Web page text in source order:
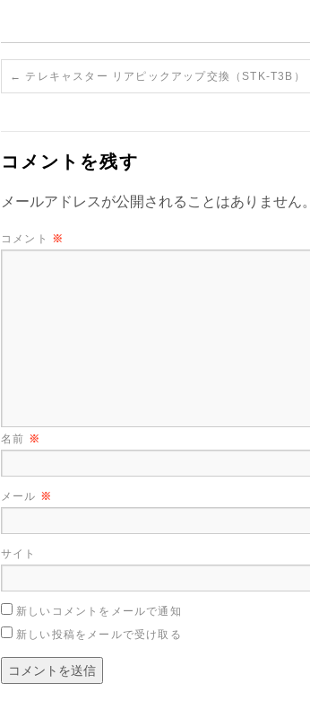
← テレキャスター リアピックアップ交換（STK-T3B）
コメントを残す
メールアドレスが公開されることはありません。
コメント ※
名前 ※
メール ※
サイト
新しいコメントをメールで通知
新しい投稿をメールで受け取る